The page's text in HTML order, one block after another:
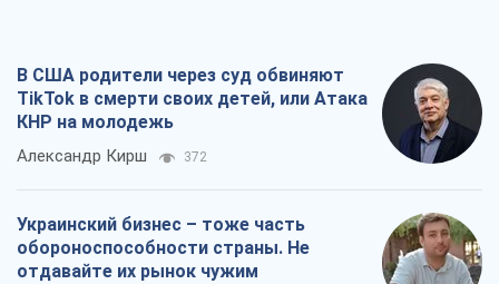
В США родители через суд обвиняют
TikTok в смерти своих детей, или Атака
КНР на молодежь
Александр Кирш 372
Украинский бизнес – тоже часть
обороноспособности страны. Не
отдавайте их рынок чужим